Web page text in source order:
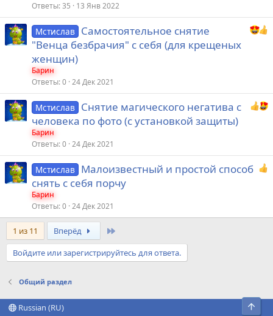
т
Ответы 35 13 Янв 2022
Мстислав Самостоятельное снятие
"Венца безбрачия" с себя (для крещеных
женщин)
Барин
Ответы 0 24 Дек 2021
Мстислав Снятие магического негатива с
человека по фото (с установкой защиты)
Барин
Ответы 0 24 Дек 2021
Мстислав Малоизвестный и простой способ
снять с себя порчу
Барин
Ответы 0 24 Дек 2021
1 из 11 Вперёд
Войдите или зарегистрируйтесь для ответа.
Общий раздел
Russian (RU)